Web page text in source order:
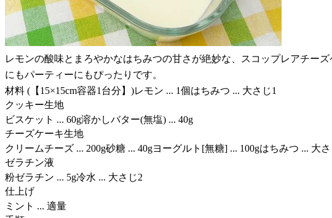
レモンの酸味とまろやかなはちみつの甘さが絶妙な、スコップレアチー
にもパーティーにもぴったりです。
材料 (【15×15cm容器1台分】)レモン ... 1個はちみつ ... 大さじ1
クッキー生地
ビスケット ... 60g溶かしバター(無塩) ... 40g
チーズケーキ生地
クリームチーズ ... 200g砂糖 ... 40gヨーグルト[無糖] ... 100gはちみつ ... 大
ゼラチン液
粉ゼラチン ... 5g冷水 ... 大さじ2
仕上げ
ミント ... 適量